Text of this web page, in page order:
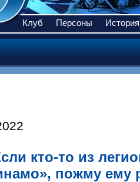
Клуб Персоны История
кто-то из
пожму ему